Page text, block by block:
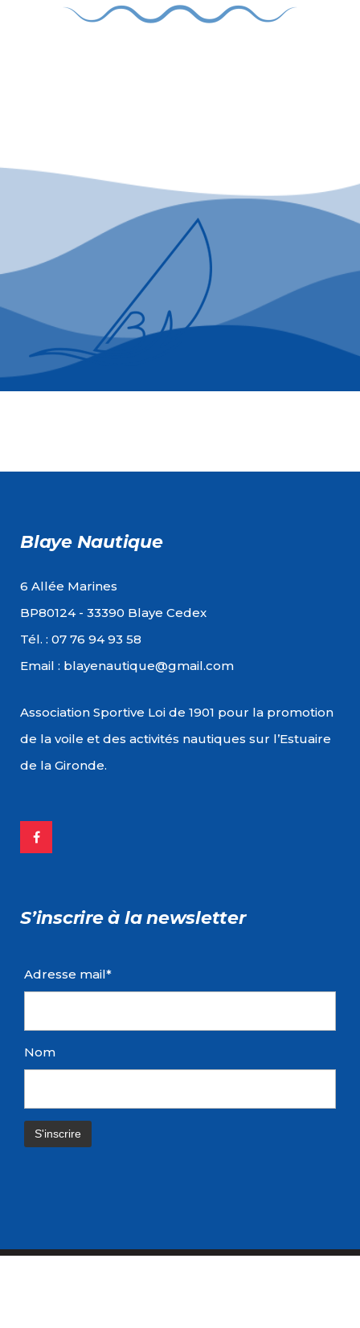
Blaye Nautique
6 Allée Marines
BP80124 - 33390 Blaye Cedex
Tél. : 07 76 94 93 58
Email : blayenautique@gmail.com
Association Sportive Loi de 1901 pour la promotion
de la voile et des activités nautiques sur l’Estuaire
de la Gironde.
S’inscrire à la newsletter
Adresse mail*
Nom